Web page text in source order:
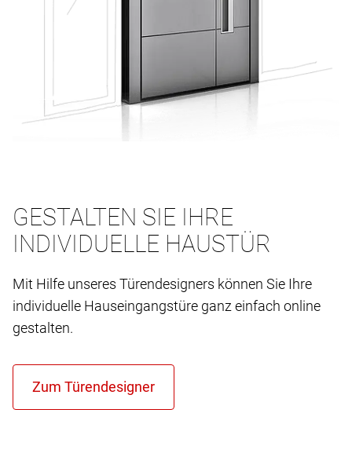
GESTALTEN SIE IHRE
INDIVIDUELLE HAUSTÜR
Mit Hilfe unseres Türendesigners können Sie Ihre
individuelle Hauseingangstüre ganz einfach online
gestalten.